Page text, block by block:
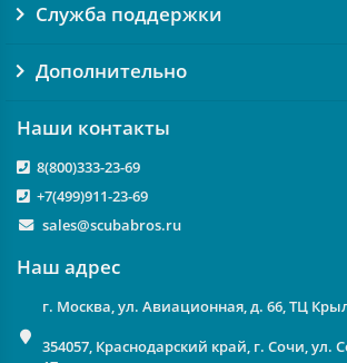
Служба поддержки
Дополнительно
Наши контакты
8(800)333-23-69
+7(499)911-23-69
sales@scubabros.ru
Наш адрес
г. Москва, ул. Авиационная, д. 66, ТЦ
354057, Краснодарский край, г. Сочи, ул.